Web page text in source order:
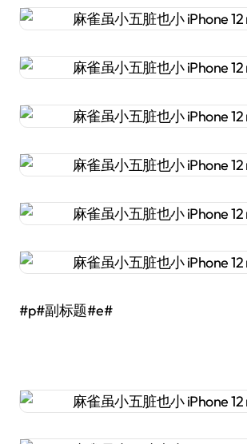
#p#副标题#e#